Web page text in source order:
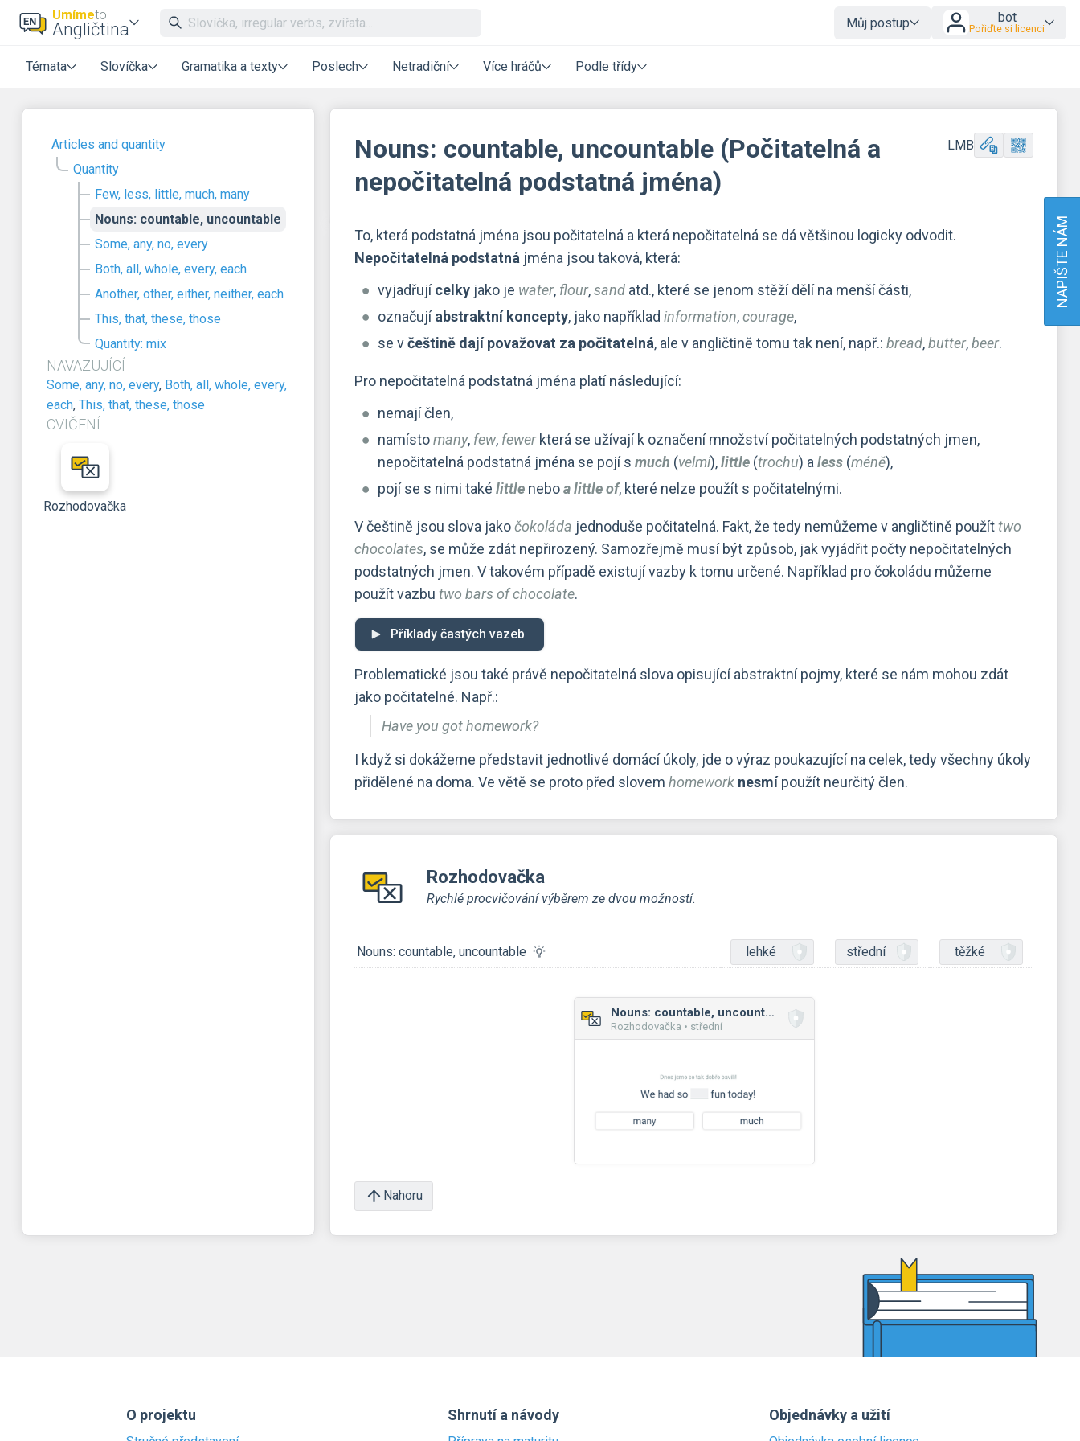
Umímeto
Angličtina Můj postup bot
Pořiďte si licenci
Témata Slovíčka Gramatika a texty Poslech Netradiční Více hráčů Podle třídy
Articles and quantity
Quantity
Few, less, little, much, many
Nouns: countable, uncountable
Some, any, no, every
Both, all, whole, every, each
Another, other, either, neither, each
This, that, these, those
Quantity: mix
NAVAZUJÍCÍ
Some, any, no, every, Both, all, whole, every,
each, This, that, these, those
CVIČENÍ
Rozhodovačka
Nouns: countable, uncountable (Počitatelná a
nepočitatelná podstatná jména)
LMB
To, která podstatná jména jsou počitatelná a která nepočitatelná se dá většinou logicky odvodit.
Nepočitatelná podstatná jména jsou taková, která:
vyjadřujícelky jako je water, flour,sand atd., které se jenom stěží dělí na menší části,
označujíabstraktní koncepty, jako napříkladinformation,courage,
se včeštině dají považovat za počitatelná, ale v angličtině tomu tak není, např.:bread,butter,beer.
Pro nepočitatelná podstatná jména platí následující:
nemají člen,
namístomany, few, fewerkterá se užívají k označení množství počitatelných podstatných jmen,
nepočitatelná podstatná jména se pojí smuch (velmi),little (trochu) aless (méně),
pojí se s nimi takélittle neboa little of, které nelze použít s počitatelnými.
V češtině jsou slova jakočokoláda jednoduše počitatelná. Fakt, že tedy nemůžeme v angličtině použíttwo
chocolates, se může zdát nepřirozený. Samozřejmě musí být způsob, jak vyjádřit počty nepočitatelných
podstatných jmen. V takovém případě existují vazby k tomu určené. Například pro čokoládu můžeme
použít vazbu two bars of chocolate.
Příklady častých vazeb
Problematické jsou také právě nepočitatelná slova opisující abstraktní pojmy, které se nám mohou zdát
jako počitatelné. Např.:
Have you got homework?
I když si dokážeme představit jednotlivé domácí úkoly, jde o výraz poukazující na celek, tedy všechny úkoly
přidělené na doma. Ve větě se proto před slovem homework nesmípoužít neurčitý člen.
Rozhodovačka
Rychlé procvičování výběrem ze dvou možností.
Nouns: countable, uncountable lehké střední těžké
Nouns: countable, uncountable
Rozhodovačka • střední
Nahoru
O projektu Shrnutí a návody Objednávky a užití
NAPIŠTE NÁM